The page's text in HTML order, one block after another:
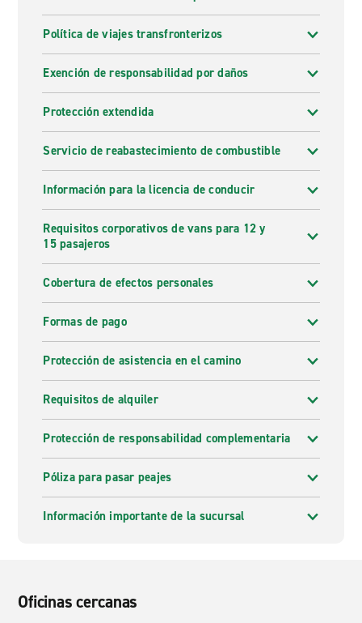
Política de viajes transfronterizos
Exención de responsabilidad por daños
Protección extendida
Servicio de reabastecimiento de combustible
Información para la licencia de conducir
Requisitos corporativos de vans para 12 y
15 pasajeros
Cobertura de efectos personales
Formas de pago
Protección de asistencia en el camino
Requisitos de alquiler
Protección de responsabilidad complementaria
Póliza para pasar peajes
Información importante de la sucursal
Oficinas cercanas